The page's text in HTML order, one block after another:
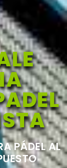
PÁDEL AL